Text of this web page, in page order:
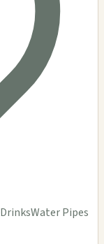
DrinksWater Pipes